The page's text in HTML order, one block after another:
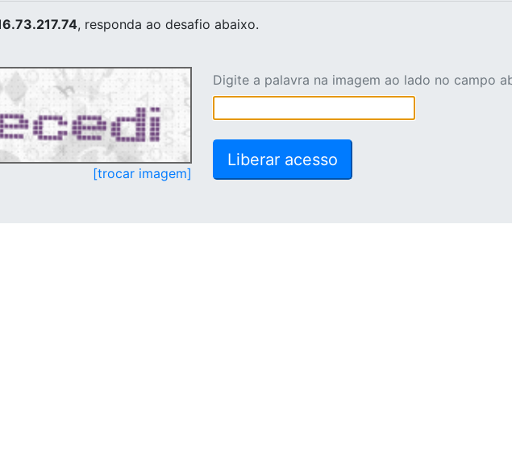
, responda ao desafio abaixo.
[trocar imagem]
Digite a palavra na imagem ao lado no campo